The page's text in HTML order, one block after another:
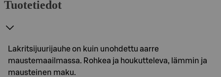
Tuotetiedot
Lakritsijuurijauhe on kuin unohdettu aarre
maustemaailmassa. Rohkea ja houkutteleva, lämmin ja
mausteinen maku.